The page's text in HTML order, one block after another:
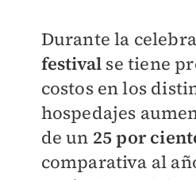
Durante la
festival se tiene
costos en los
hospedajes
de un 25 por
comparativa al